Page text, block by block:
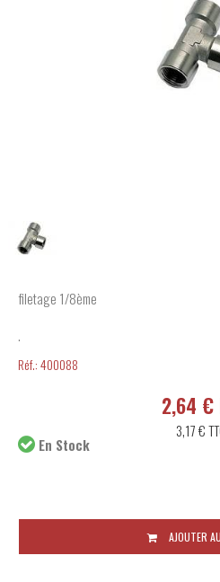
filetage 1/8ème
.
Réf.:400088
2,64 €
3,17 €
En Stock
AJOUTER